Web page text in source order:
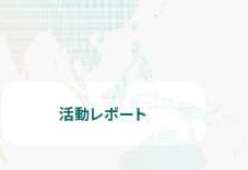
活動レポート